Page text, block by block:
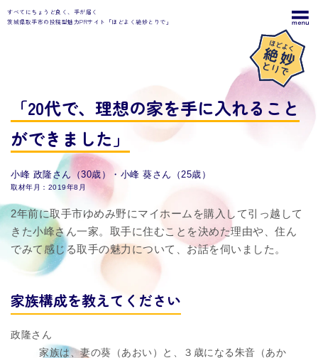
すべてにちょうど良く、手が届く
茨城県取手市の投稿型魅力PRサイト「ほどよく絶妙とりで」
「20代で、理想の家を手に入れること
ができました」
小峰 政隆さん（30歳）・小峰 葵さん（25歳）
取材年月：2019年8月
2年前に取手市ゆめみ野にマイホームを購入して引っ越して
きた小峰さん一家。取手に住むことを決めた理由や、住ん
でみて感じる取手の魅力について、お話を伺いました。
家族構成を教えてください
政隆さん
家族は、妻の葵（あおい）と、３歳になる朱音（あか